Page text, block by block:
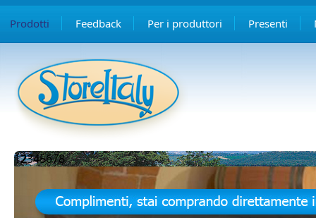
Prodotti Feedback Per i produttori Presenti
12345678